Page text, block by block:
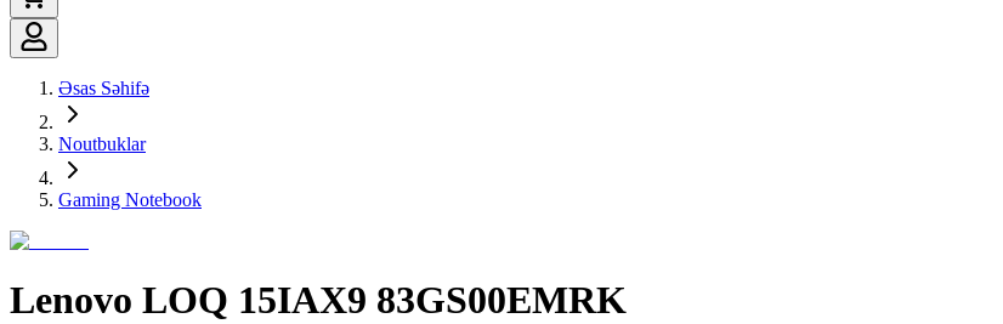
Əsas Səhifə
Noutbuklar
Gaming Notebook
Lenovo LOQ 15IAX9 83GS00EMRK